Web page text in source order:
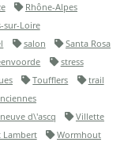
Rhône-Alpes
sur-Loire
salon
Santa Rosa
stress
Toufflers
trail
d\'ascq
Villette
Lambert
Wormhout